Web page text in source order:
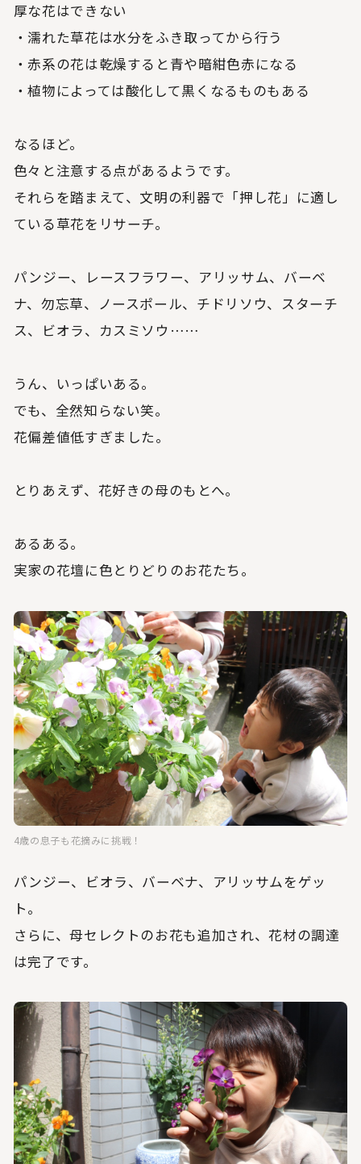
厚な花はできない
・濡れた草花は水分をふき取ってから行う
・赤系の花は乾燥すると青や暗紺色赤になる
・植物によっては酸化して黒くなるものもある
なるほど。
色々と注意する点があるようです。
それらを踏まえて、文明の利器で「押し花」に適し
ている草花をリサーチ。
パンジー、レースフラワー、アリッサム、バーベ
ナ、勿忘草、ノースポール、チドリソウ、スターチ
ス、ビオラ、カスミソウ……
うん、いっぱいある。
でも、全然知らない笑。
花偏差値低すぎました。
とりあえず、花好きの母のもとへ。
あるある。
実家の花壇に色とりどりのお花たち。
4歳の息子も花摘みに挑戦！
パンジー、ビオラ、バーベナ、アリッサムをゲッ
ト。
さらに、母セレクトのお花も追加され、花材の調達
は完了です。